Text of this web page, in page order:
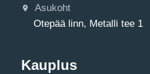
Asukoht
Otepää linn, Metalli tee 1
Kauplus